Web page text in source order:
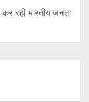
रही भारतीय जनता